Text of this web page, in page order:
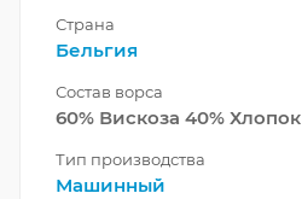
Страна
Бельгия
Состав ворса
60% Вискоза 40% Хлопок
Тип производства
Машинный